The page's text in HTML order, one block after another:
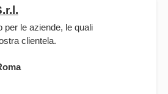
per le aziende, le quali
clientela.